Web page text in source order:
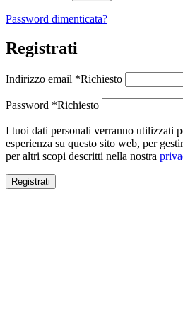
Password dimenticata?
Registrati
Indirizzo email *Richiesto
Password *Richiesto
I tuoi dati personali verranno utilizzati
esperienza su questo sito web, per
per altri scopi descritti nella nostra
Registrati